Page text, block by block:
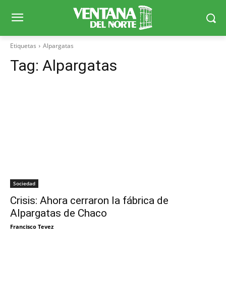
Etiquetas Alpargatas
Tag: Alpargatas
Sociedad
Crisis: Ahora cerraron la fábrica de
Alpargatas de Chaco
Francisco Tevez